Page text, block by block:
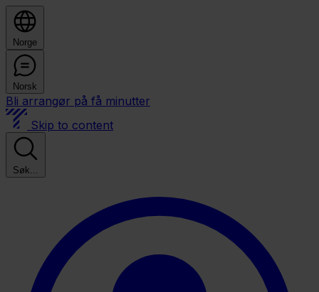
Norge
Norsk
Bli arrangør på få minutter
Skip to content
Søk...